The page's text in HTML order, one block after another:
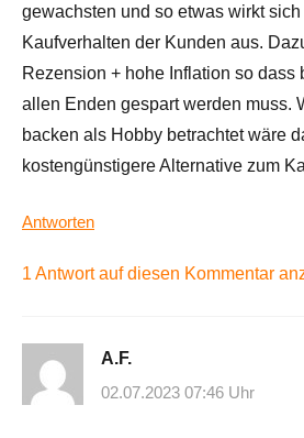
gewachsten und so etwas wirkt
Kaufverhalten der Kunden aus.
Rezension + hohe Inflation so dass
allen Enden gespart werden muss.
backen als Hobby betrachtet wäre
kostengünstigere Alternative zum
Antworten
1 Antwort auf diesen Kommentar
A.F.
02.07.2023 07:46 Uhr